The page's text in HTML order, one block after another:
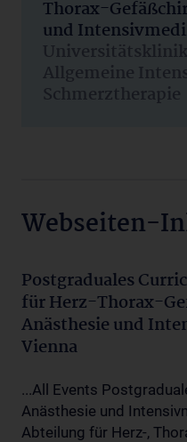
Thorax-
und
Allgemeine
Schmerztherapie
Webseiten-
Postgraduales
für Herz-Thorax-
Anästhesie und
Vienna
...All Events
Anästhesie und
Abteilung für Herz-,